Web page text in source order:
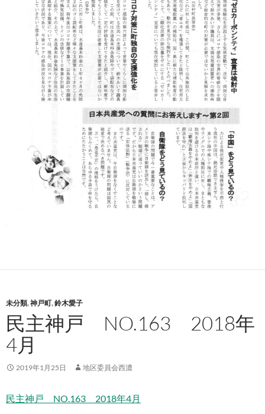
未分類,神戸町,鈴木愛子
民主神戸 NO.163 2018年
4月
2019年1月25日 地区委員会西濃
民主神戸 NO.163 2018年4月